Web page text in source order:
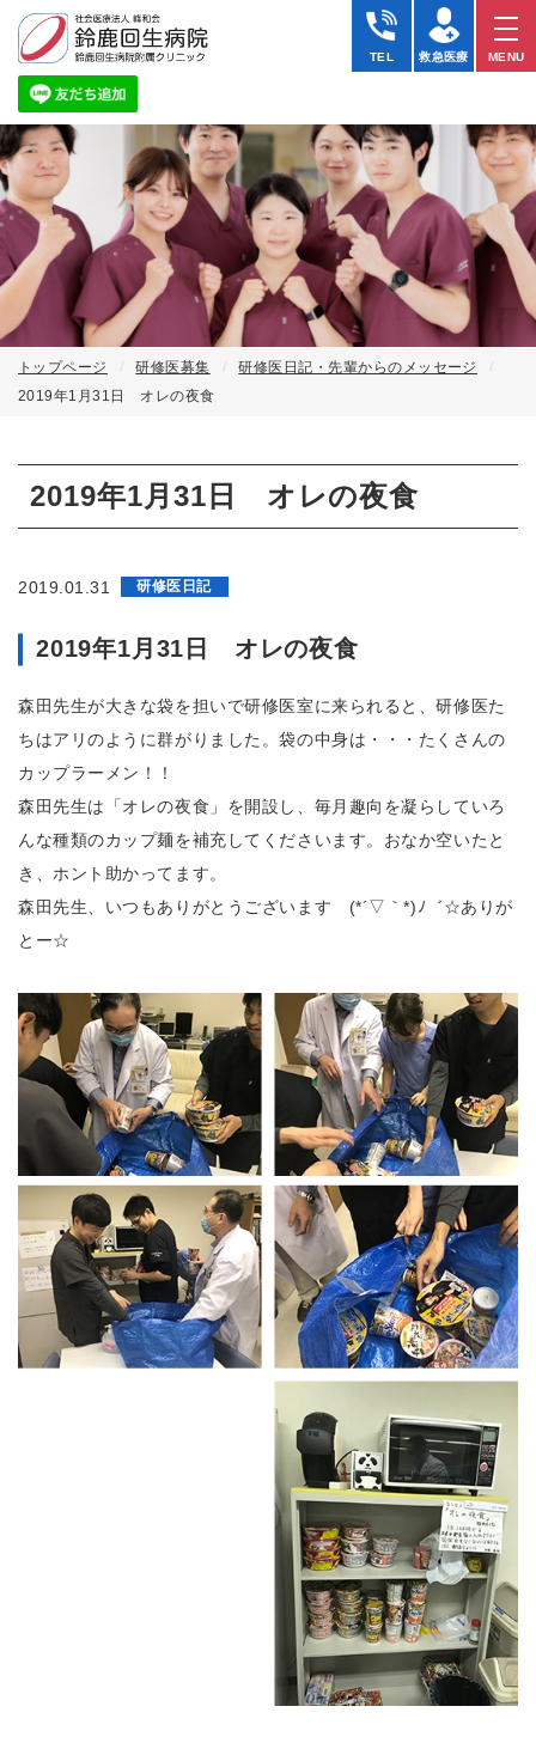
TEL 救急医療 MENU
トップページ 研修医募集
研修医日記・先輩からのメッセージ
2019年1月31日 オレの夜食
2019年1月31日 オレの夜食
2019.01.31 研修医日記
2019年1月31日 オレの夜食
森田先生が大きな袋を担いで研修医室に来られると、研修医た
ちはアリのように群がりました。袋の中身は・・・たくさんの
カップラーメン！！
森田先生は「オレの夜食」を開設し、毎月趣向を凝らしていろ
んな種類のカップ麺を補充してくださいます。おなか空いたと
き、ホント助かってます。
森田先生、いつもありがとうございます (*´▽｀*)ﾉ゛☆ありが
とー☆